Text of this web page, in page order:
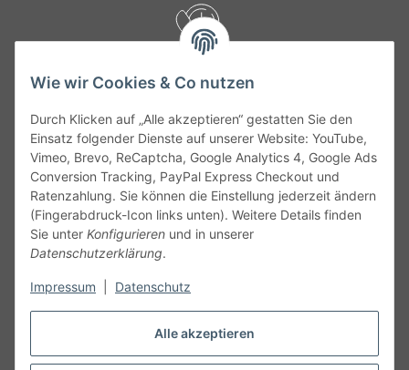
Alle akzeptieren
Wie wir Cookies & Co nutzen
Durch Klicken auf „Alle akzeptieren“ gestatten Sie den
Einsatz folgender Dienste auf unserer Website: YouTube,
Vimeo, Brevo, ReCaptcha, Google Analytics 4, Google Ads
Conversion Tracking, PayPal Express Checkout und
Ratenzahlung. Sie können die Einstellung jederzeit ändern
(Fingerabdruck-Icon links unten). Weitere Details finden
Sie unter Konfigurieren und in unserer
Datenschutzerklärung.
Impressum Datenschutz
kontakt@theo-schrauben.de
Service
Gesetzliche Informationen
Alle technischen Angaben ohne Gewähr. Irrtümer und fehlerhafte